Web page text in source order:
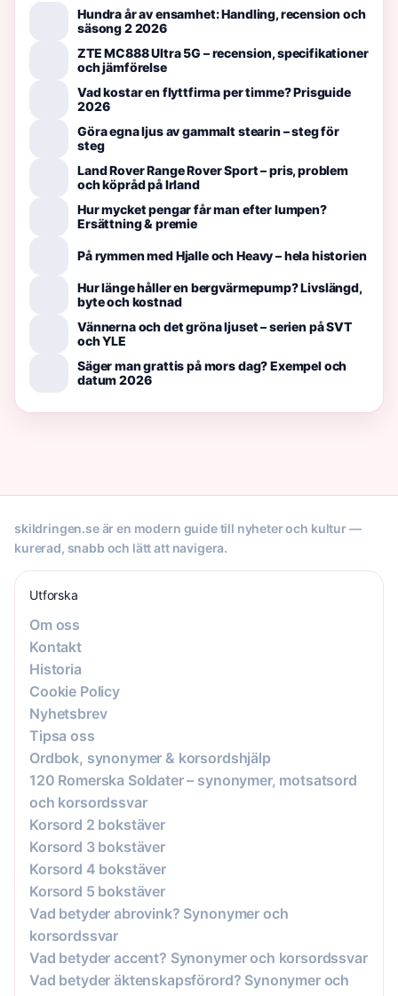
Hundra år av ensamhet: Handling, recension och
säsong 2 2026
ZTE MC888 Ultra 5G – recension, specifikationer
och jämförelse
Vad kostar en flyttfirma per timme? Prisguide
2026
Göra egna ljus av gammalt stearin – steg för
steg
Land Rover Range Rover Sport – pris, problem
och köpråd på Irland
Hur mycket pengar får man efter lumpen?
Ersättning & premie
På rymmen med Hjalle och Heavy – hela historien
Hur länge håller en bergvärmepump? Livslängd,
byte och kostnad
Vännerna och det gröna ljuset – serien på SVT
och YLE
Säger man grattis på mors dag? Exempel och
datum 2026
skildringen.se är en modern guide till nyheter och kultur —
kurerad, snabb och lätt att navigera.
Utforska
Om oss
Kontakt
Historia
Cookie Policy
Nyhetsbrev
Tipsa oss
Ordbok, synonymer & korsordshjälp
120 Romerska Soldater – synonymer, motsatsord
och korsordssvar
Korsord 2 bokstäver
Korsord 3 bokstäver
Korsord 4 bokstäver
Korsord 5 bokstäver
Vad betyder abrovink? Synonymer och
korsordssvar
Vad betyder accent? Synonymer och korsordssvar
Vad betyder äktenskapsförord? Synonymer och